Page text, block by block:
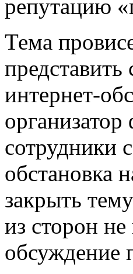
репутацию
Тема
интернет-­
сотрудники
обстановка
закрыть
из сторон не
обсуждение